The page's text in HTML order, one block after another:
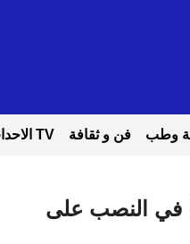
وطب فن و ثقافة TV الاحدات بريس
في النصب على